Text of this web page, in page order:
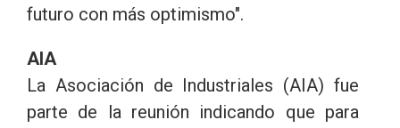
futuro con más optimismo".
AIA
La Asociación de Industriales (AIA) fue
parte de la reunión indicando que para